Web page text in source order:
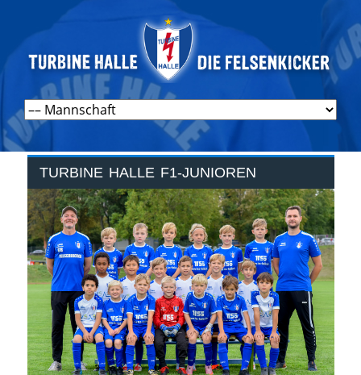
TURBINE HALLE F1-JUNIOREN